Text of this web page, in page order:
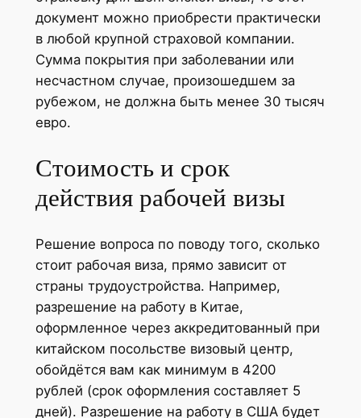
документ можно приобрести практически
в любой крупной страховой компании.
Сумма покрытия при заболевании или
несчастном случае, произошедшем за
рубежом, не должна быть менее 30 тысяч
евро.
Стоимость и срок
действия рабочей визы
Решение вопроса по поводу того, сколько
стоит рабочая виза, прямо зависит от
страны трудоустройства. Например,
разрешение на работу в Китае,
оформленное через аккредитованный при
китайском посольстве визовый центр,
обойдётся вам как минимум в 4200
рублей (срок оформления составляет 5
дней). Разрешение на работу в США будет